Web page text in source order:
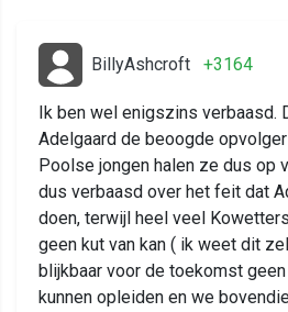
BillyAshcroft +3164
Ik ben wel enigszins verbaasd.
Adelgaard de beoogde
Poolse jongen halen ze dus op
dus verbaasd over het feit dat
doen, terwijl heel veel
geen kut van kan ( ik weet dit
blijkbaar voor de toekomst
kunnen opleiden en we